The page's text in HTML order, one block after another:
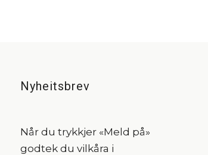
Nyheitsbrev
Når du trykkjer «Meld på»
godtek du vilkåra i